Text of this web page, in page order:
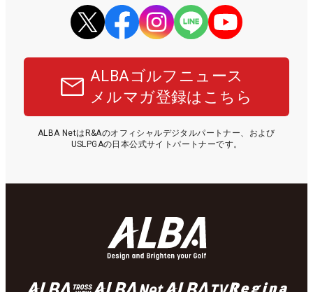
ALBAゴルフニュース
メルマガ登録はこちら
ALBA NetはR&Aのオフィシャルデジタルパートナー、および
USLPGAの日本公式サイトパートナーです。